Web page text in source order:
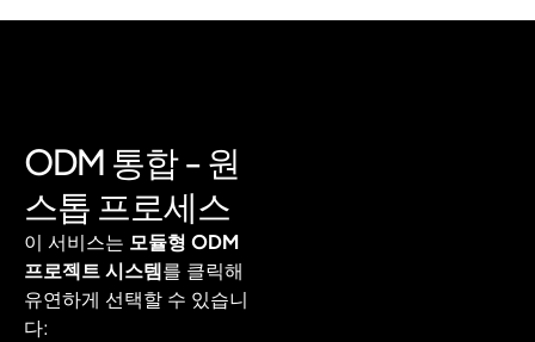
ODM 통합 - 원
스톱 프로세스
이 서비스는 모듈형 ODM
프로젝트 시스템를 클릭해
유연하게 선택할 수 있습니
다: